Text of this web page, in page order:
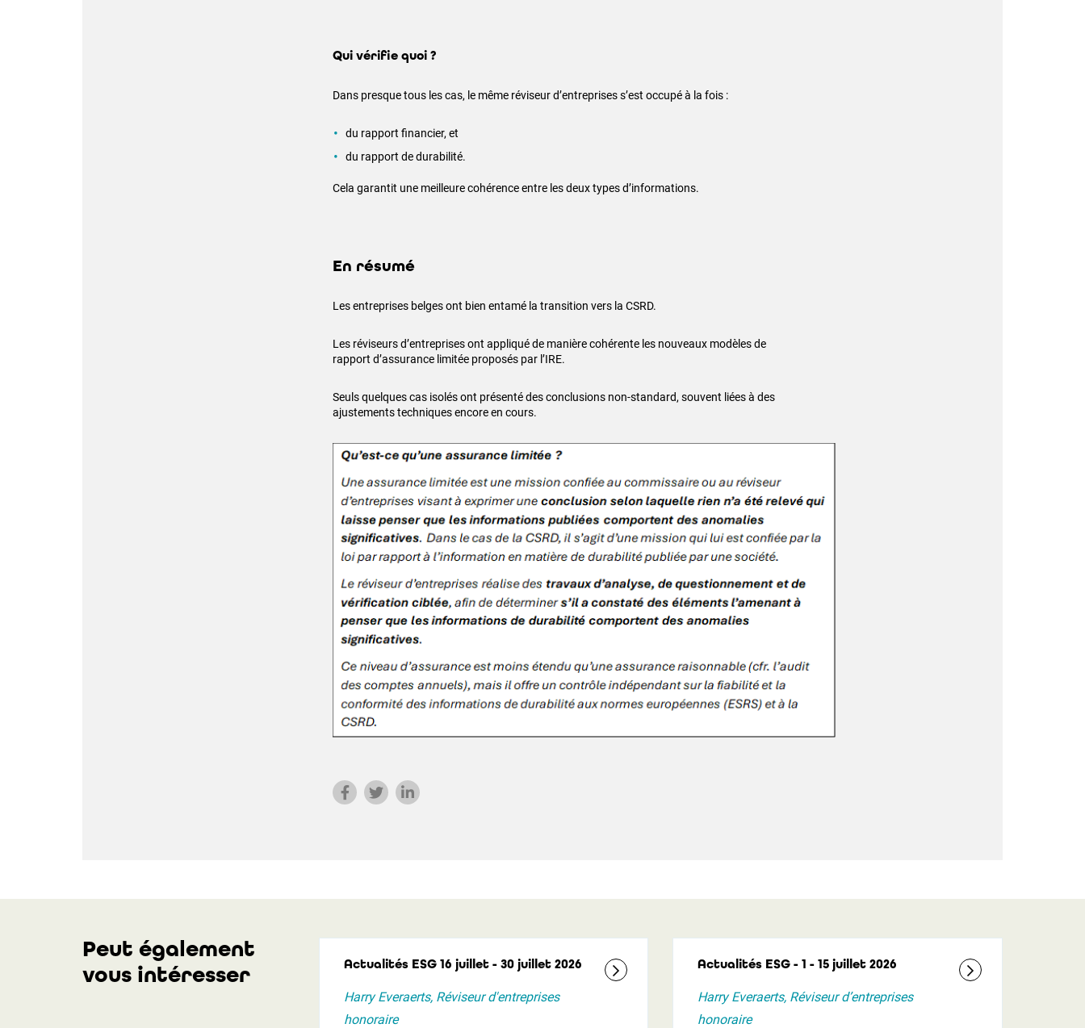
Qui vérifie quoi ?
Dans presque tous les cas, le même réviseur d’entreprises s’est occupé à la fois :
du rapport financier, et
du rapport de durabilité.
Cela garantit une meilleure cohérence entre les deux types d’informations.
En résumé
Les entreprises belges ont bien entamé la transition vers la CSRD.
Les réviseurs d’entreprises ont appliqué de manière cohérente les nouveaux modèles de
rapport d’assurance limitée proposés par l’IRE.
Seuls quelques cas isolés ont présenté des conclusions non-standard, souvent liées à des
ajustements techniques encore en cours.
Peut également
vous intéresser
Actualités ESG 16 juillet - 30 juillet 2026
Harry Everaerts, Réviseur d'entreprises
honoraire
Actualités ESG - 1 - 15 juillet 2026
Harry Everaerts, Réviseur d’entreprises
honoraire